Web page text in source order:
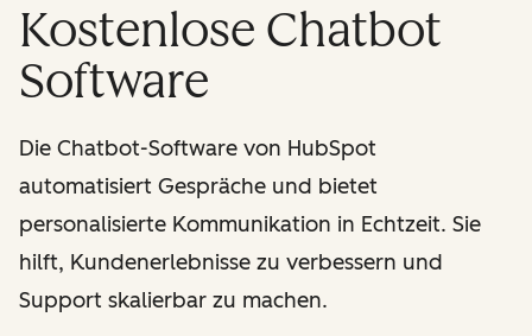
Kostenlose Chatbot
Software
Die Chatbot-Software von HubSpot
automatisiert Gespräche und bietet
personalisierte Kommunikation in Echtzeit. Sie
hilft, Kundenerlebnisse zu verbessern und
Support skalierbar zu machen.